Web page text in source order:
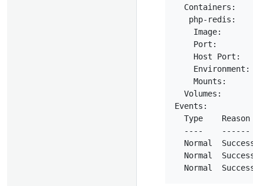
  Containers:
   php-redis:
Image:
Port:
Host Port:
Environment:
Mounts:
Volumes:
Events:
Type
----    ------
Normal
Normal